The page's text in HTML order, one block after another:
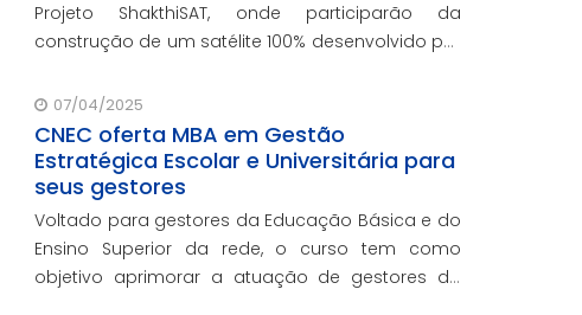
Projeto ShakthiSAT, onde participarão da
construção de um satélite 100% desenvolvido por
07/04/2025
CNEC oferta MBA em Gestão
Estratégica Escolar e Universitária para
seus gestores
Voltado para gestores da Educação Básica e do
Ensino Superior da rede, o curso tem como
objetivo aprimorar a atuação de gestores da